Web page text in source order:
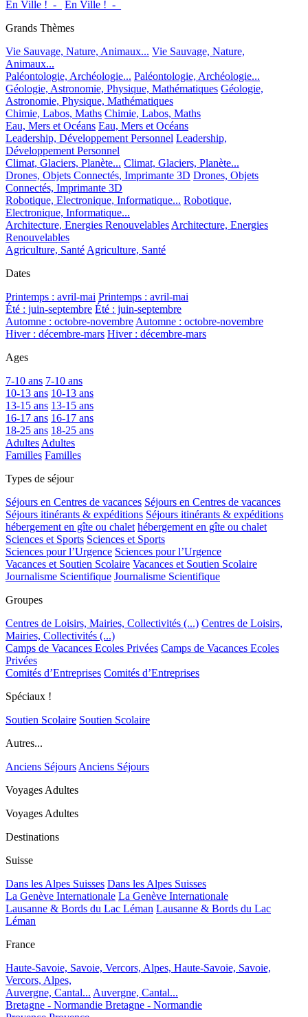
En Ville !_-_
En Ville !_-_
Grands Thèmes
Vie Sauvage, Nature, Animaux... Vie Sauvage, Nature,
Animaux...
Paléontologie, Archéologie... Paléontologie, Archéologie...
Géologie, Astronomie, Physique, Mathématiques Géologie,
Astronomie, Physique, Mathématiques
Chimie, Labos, Maths Chimie, Labos, Maths
Eau, Mers et Océans Eau, Mers et Océans
Leadership, Développement Personnel Leadership,
Développement Personnel
Climat, Glaciers, Planète... Climat, Glaciers, Planète...
Drones, Objets Connectés, Imprimante 3D Drones, Objets
Connectés, Imprimante 3D
Robotique, Electronique, Informatique... Robotique,
Electronique, Informatique...
Architecture, Energies Renouvelables Architecture, Energies
Renouvelables
Agriculture, Santé Agriculture, Santé
Dates
Printemps : avril-mai Printemps : avril-mai
Été : juin-septembre Été : juin-septembre
Automne : octobre-novembre Automne : octobre-novembre
Hiver : décembre-mars Hiver : décembre-mars
Ages
7-10 ans 7-10 ans
10-13 ans 10-13 ans
13-15 ans 13-15 ans
16-17 ans 16-17 ans
18-25 ans 18-25 ans
Adultes Adultes
Familles Familles
Types de séjour
Séjours en Centres de vacances Séjours en Centres de vacances
Séjours itinérants & expéditions Séjours itinérants & expéditions
hébergement en gîte ou chalet hébergement en gîte ou chalet
Sciences et Sports Sciences et Sports
Sciences pour l’Urgence Sciences pour l’Urgence
Vacances et Soutien Scolaire Vacances et Soutien Scolaire
Journalisme Scientifique Journalisme Scientifique
Groupes
Centres de Loisirs, Mairies, Collectivités (...) Centres de Loisirs,
Mairies, Collectivités (...)
Camps de Vacances Ecoles Privées Camps de Vacances Ecoles
Privées
Comités d’Entreprises Comités d’Entreprises
Spéciaux !
Soutien Scolaire Soutien Scolaire
Autres...
Anciens Séjours Anciens Séjours
Voyages Adultes
Voyages Adultes
Destinations
Suisse
Dans les Alpes Suisses Dans les Alpes Suisses
La Genève Internationale La Genève Internationale
Lausanne & Bords du Lac Léman Lausanne & Bords du Lac
Léman
France
Haute-Savoie, Savoie, Vercors, Alpes, Haute-Savoie, Savoie,
Vercors, Alpes,
Auvergne, Cantal... Auvergne, Cantal...
Bretagne - Normandie Bretagne - Normandie